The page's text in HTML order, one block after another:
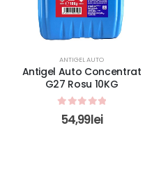
ANTIGEL AUTO
Antigel Auto Concentrat
G27 Rosu 10KG
out of 5
54,99lei